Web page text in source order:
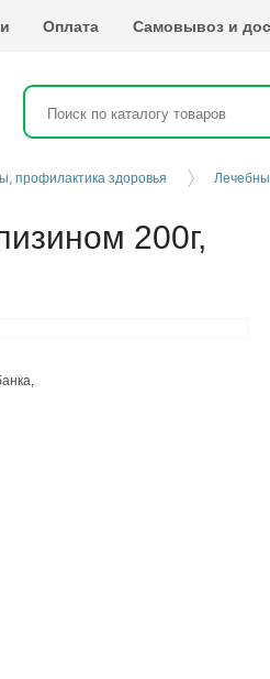
Оплата Самовывоз и
профилактика здоровья
200г,